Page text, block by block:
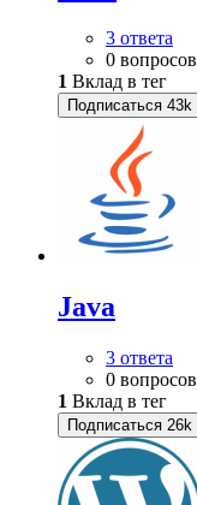
3 ответа
0 вопросов
1 Вклад в тег
Подписаться 43k
Java
3 ответа
0 вопросов
1 Вклад в тег
Подписаться 26k